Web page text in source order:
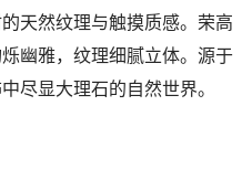
天然纹理与触摸质感。荣高
幽雅，纹理细腻立体。源于
尽显大理石的自然世界。